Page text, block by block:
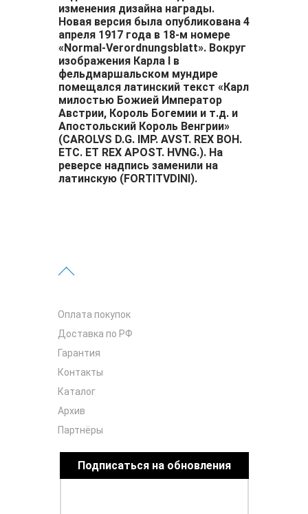
изменения дизайна награды.
Новая версия была опубликована 4
апреля 1917 года в 18-м номере
«Normal-Verordnungsblatt». Вокруг
изображения Карла І в
фельдмаршальском мундире
помещался латинский текст «Карл
милостью Божией Император
Австрии, Король Богемии и т.д. и
Апостольский Король Венгрии»
(CAROLVS D.G. IMP. AVST. REX BOH.
ETC. ET REX APOST. HVNG.). На
реверсе надпись заменили на
латинскую (FORTITVDINI).
Оплата покупок
Доставка по РФ
Гарантия
Контакты
Каталог
Архив
Партнёры
Подписаться на обновления